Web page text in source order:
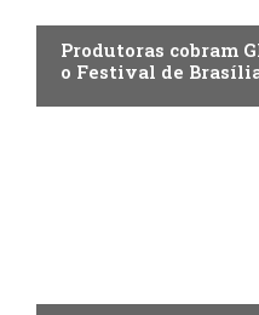
Produtoras cobram
o Festival de